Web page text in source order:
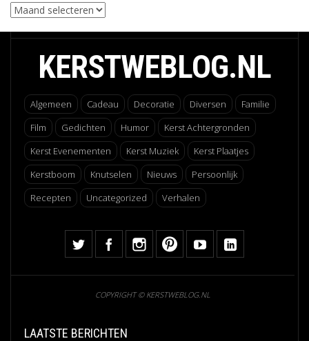
Archieven
KERSTWEBLOG.NL
Algemeen Cadeau Decoratie Diversen
Familie
Film
Gedichten Humor
Kerst Achtergronden
Kerst Evenementen
Kerst Muziek
Kerst Plaatjes
Kerstboom
Knutselen Nieuws
Persoonlijk
Recepten
Uncategorized Verhalen
COPYRIGHT © KERSTWEBLOG.NL
LAATSTE BERICHTEN